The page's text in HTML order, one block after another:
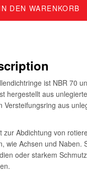
DEN WARENKORB
ist NBR 70
hergestellt aus
Versteifungsring aus
zur Abdichtung von
wie Achsen und Naben.
oder starkem